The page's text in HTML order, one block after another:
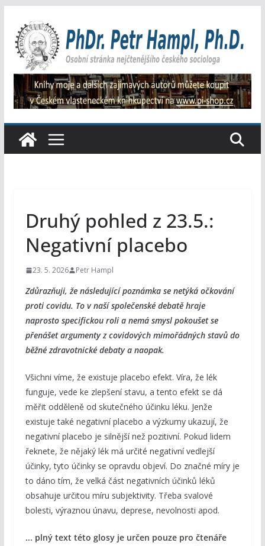
obsah
Druhý pohled z 23.5.:
Negativní placebo
23. 5. 2026 Petr Hampl
Zdůrazňuji, že následující poznámka se netýká očkování
proti covidu. To v naší společenské debatě hraje
naprosto specifickou roli a nemá smysl pokoušet se
přenášet argumenty z covidových mimořádných stavů do
běžné zdravotnické debaty a naopak.
Všichni víme, že existuje placebo efekt. Víra, že lék
funguje, vede ke zlepšení stavu, a tento efekt se dá
měřit odděleně od skutečného účinku léku. Jenže
existuje také negativní placebo a výzkumy ukazují, že
negativní placebo je silnější než pozitivní. Pokud lidem
řeknete, že nějaký lék má určité negativní vedlejší
účinky, tyto účinky se opravdu objeví. Do značné míry je
to dáno tím, že velká část negativních účinků léků
obsahuje určitou míru subjektivity. Třeba svalové
bolesti, výraznou únavu, deprese, nevolnosti apod.
... plný text této glosy je určen pouze pro čtenáře